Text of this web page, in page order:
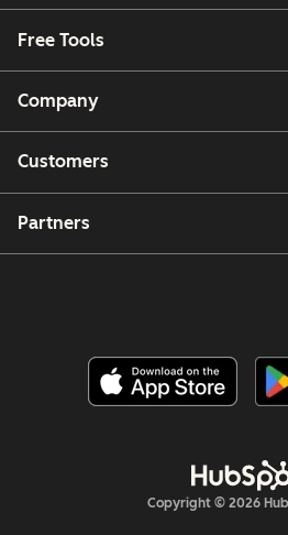
Free Tools
Company
Customers
Partners
Copyright © 2026